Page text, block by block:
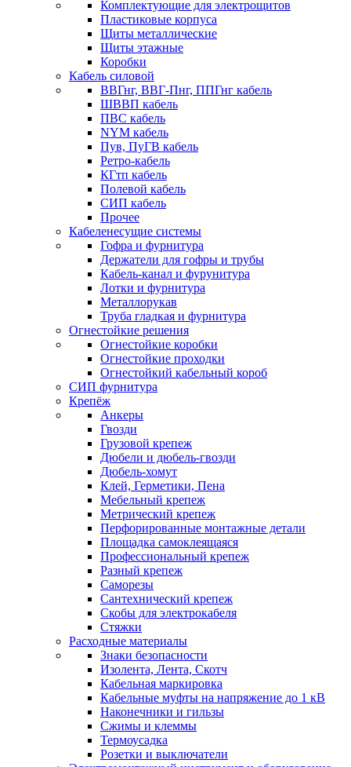
Комплектующие для электрощитов
Пластиковые корпуса
Щиты металлические
Щиты этажные
Коробки
Кабель силовой
ВВГнг, ВВГ-Пнг, ППГнг кабель
ШВВП кабель
ПВС кабель
NYM кабель
Пув, ПуГВ кабель
Ретро-кабель
КГтп кабель
Полевой кабель
СИП кабель
Прочее
Кабеленесущие системы
Гофра и фурнитура
Держатели для гофры и трубы
Кабель-канал и фурунитура
Лотки и фурнитура
Металлорукав
Труба гладкая и фурнитура
Огнестойкие решения
Огнестойкие коробки
Огнестойкие проходки
Огнестойкий кабельный короб
СИП фурнитура
Крепёж
Анкеры
Гвозди
Грузовой крепеж
Дюбели и дюбель-гвозди
Дюбель-хомут
Клей, Герметики, Пена
Мебельный крепеж
Метрический крепеж
Перфорированные монтажные детали
Площадка самоклеящаяся
Профессиональный крепеж
Разный крепеж
Саморезы
Сантехнический крепеж
Скобы для электрокабеля
Стяжки
Расходные материалы
Знаки безопасности
Изолента, Лента, Скотч
Кабельная маркировка
Кабельные муфты на напряжение до 1 кВ
Наконечники и гильзы
Сжимы и клеммы
Термоусадка
Розетки и выключатели